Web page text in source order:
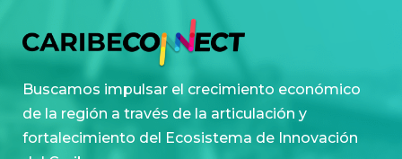
Buscamos impulsar el crecimiento económico
de la región a través de la articulación y
fortalecimiento del Ecosistema de Innovación